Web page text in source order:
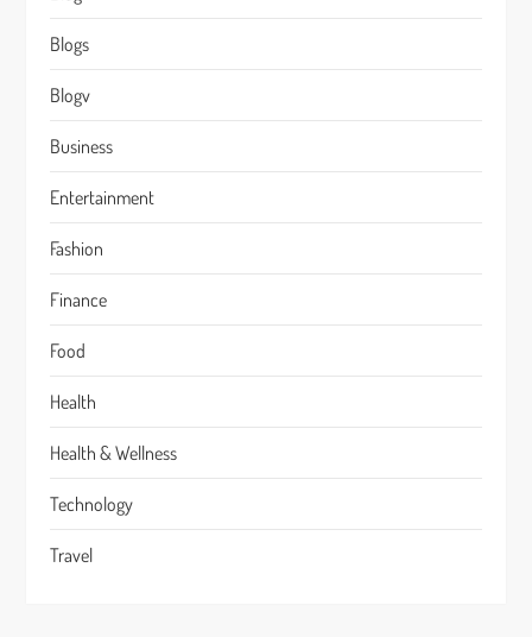
Blogs
Blogv
Business
Entertainment
Fashion
Finance
Food
Health
Health & Wellness
Technology
Travel